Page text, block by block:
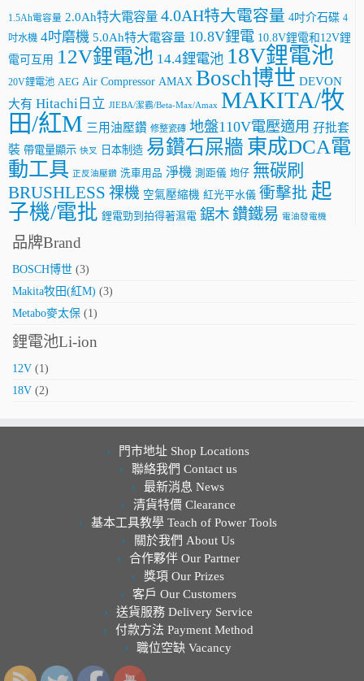
1.5Ah電容量 2.0Ah特大電容量 4.0AH特大電容量 4吋介石碟 4
吋水機 4吋磨機 5.0Ah特大電容量 10.8V鋰電 10.8V鋰電和12V鋰
電可互用 12V鋰電池 14.4鋰電池 18V鋰電池
20V鋰電池 AEG Air Compressor AMAX Bosch博世 DEVON
大有 Hitachi日立 JIEBA/潔霸/Beta-Max/Amax MAKITA/牧
田/紅M 三用油壓鑽 修整瓷磚 地盤110V電壓適用 孖批套
裝 帶電量顯示 快叉 日本制造 易鑽石屎牆 東成DCA電
動工具 正反油壓鑽 洗車用品 淨機 測距儀 炮仔 無碳刷
BRUSHLESS 祼機 空氣壓縮機 紅光平水儀 衝擊批 起
子機/電批 鋰電勁到拍得著濕電 鋸木 鑽鐵易 電油發電機
品牌Brand
BOSCH博世 (3)
Makita牧田(紅M) (3)
Metabo麥太保 (1)
鋰電池Li-ion
12V (1)
18V (2)
門市地址 Shop Locations
聯絡我們 Contact us
最新消息 News
清貨特價 Clearance
基本工具教學 Teach of Power Tools
關於我們 About Us
合作夥伴 Our Partner
獎項 Our Prizes
客戶 Our Customers
送貨服務 Delivery Service
付款方法 Payment Method
職位空缺 Vacancy